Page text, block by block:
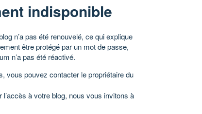
indisponible
n’a pas été renouvelé, ce qui explique
être protégé par un mot de passe,
n’a pas été réactivé.
vous pouvez contacter le propriétaire du
à votre blog, nous vous invitons à